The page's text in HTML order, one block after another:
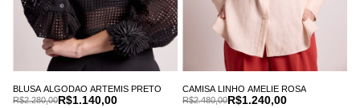
BLUSA ALGODAO ARTEMIS PRETO
R$1.140,00
R$2.280,00
CAMISA LINHO AMELIE ROSA
R$1.240,00
R$2.480,00